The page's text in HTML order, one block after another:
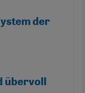
der
übervoll